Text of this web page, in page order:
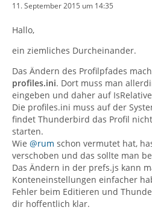
11. September 2015 um 14:35
Hallo,
ein ziemliches Durcheinander.
Das Ändern des Profilpfades
profiles.ini. Dort muss man
eingeben und daher auf
Die profiles.ini muss auf der
findet Thunderbird das Profil
starten.
Wie @rum schon vermutet hat,
verschoben und das sollte man
Das Ändern in der prefs.js kann
Konteneinstellungen einfacher
Fehler beim Editieren und
dir hoffentlich klar.